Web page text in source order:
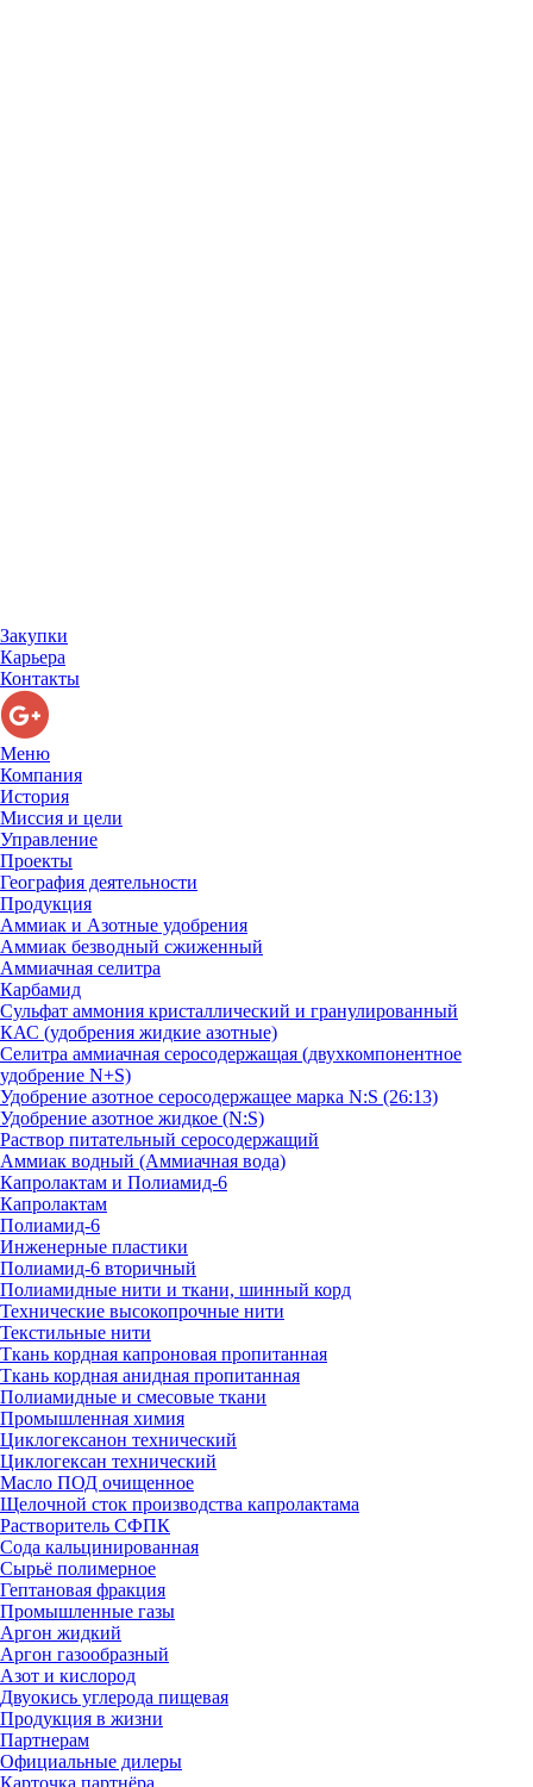
Закупки
Карьера
Контакты
Меню
Компания
История
Миссия и цели
Управление
Проекты
География деятельности
Продукция
Аммиак и Азотные удобрения
Аммиак безводный сжиженный
Аммиачная селитра
Карбамид
Сульфат аммония кристаллический и гранулированный
КАС (удобрения жидкие азотные)
Селитра аммиачная серосодержащая (двухкомпонентное
удобрение N+S)
Удобрение азотное серосодержащее марка N:S (26:13)
Удобрение азотное жидкое (N:S)
Раствор питательный серосодержащий
Аммиак водный (Аммиачная вода)
Капролактам и Полиамид-6
Капролактам
Полиамид-6
Инженерные пластики
Полиамид-6 вторичный
Полиамидные нити и ткани, шинный корд
Технические высокопрочные нити
Текстильные нити
Ткань кордная капроновая пропитанная
Ткань кордная анидная пропитанная
Полиамидные и смесовые ткани
Промышленная химия
Циклогексанон технический
Циклогексан технический
Масло ПОД очищенное
Щелочной сток производства капролактама
Растворитель СФПК
Сода кальцинированная
Сырьё полимерное
Гептановая фракция
Промышленные газы
Аргон жидкий
Аргон газообразный
Азот и кислород
Двуокись углерода пищевая
Продукция в жизни
Партнерам
Официальные дилеры
Карточка партнёра